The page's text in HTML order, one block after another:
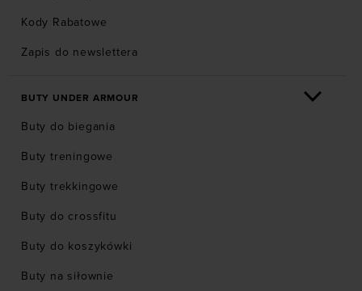
Kody Rabatowe
Zapis do newslettera
BUTY UNDER ARMOUR
Buty do biegania
Buty treningowe
Buty trekkingowe
Buty do crossfitu
Buty do koszykówki
Buty na siłownie